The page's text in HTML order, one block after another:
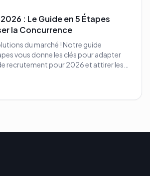
: Le Guide en 5 Étapes
la Concurrence
du marché ! Notre guide
vous donne les clés pour adapter
recrutement pour 2026 et attirer les